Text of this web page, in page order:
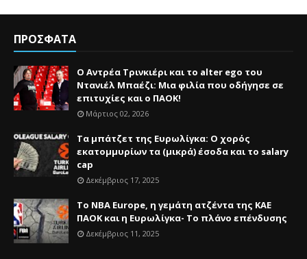
ΠΡΟΣΦΑΤΑ
Ο Αντρέα Τρινκιέρι και το alter ego του
Ντανιέλ Μπαέζι: Μια φιλία που οδήγησε σε
επιτυχίες και ο ΠΑΟΚ!
Μάρτιος 02, 2026
Τα μπάτζετ της Ευρωλίγκα: Ο χορός
εκατομμυρίων τα (μικρά) έσοδα και το salary
cap
Δεκέμβριος 17, 2025
Το NBA Europe, η γεμάτη ατζέντα της ΚΑΕ
ΠΑΟΚ και η Ευρωλίγκα- Το πλάνο επένδυσης
Δεκέμβριος 11, 2025